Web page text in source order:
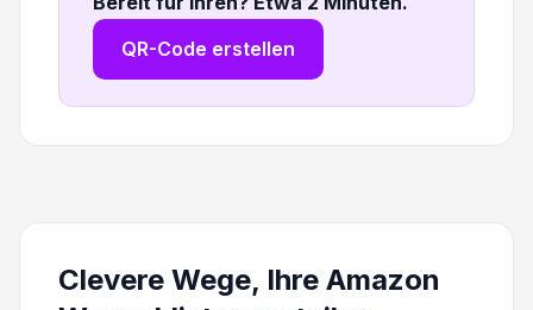
QR-Code erstellen
Clevere Wege, Ihre Amazon